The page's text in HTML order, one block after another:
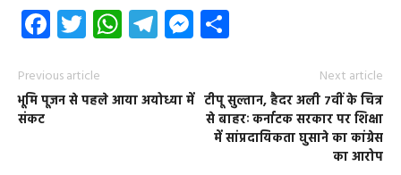
Facebook
Twitter
WhatsApp
Telegram
Messenger
Previous article
भूमि पूजन से पहले आया अयोध्या में
संकट
Next article
टीपू सुल्तान, हैदर अली 7वीं के चित्र
से बाहरः कर्नाटक सरकार पर शिक्षा
में सांप्रदायिकता घुसाने का कांग्रेस
का आरोप